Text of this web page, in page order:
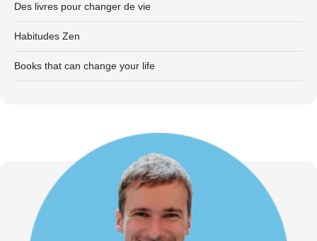
Des livres pour changer de vie
Habitudes Zen
Books that can change your life